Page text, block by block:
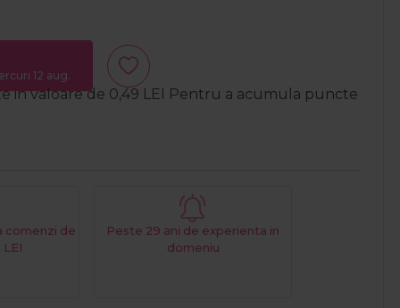
12 aug.
in valoare de 0,49 LEI Pentru a acumula puncte
comenzi de
Peste 29 ani de experienta in
domeniu